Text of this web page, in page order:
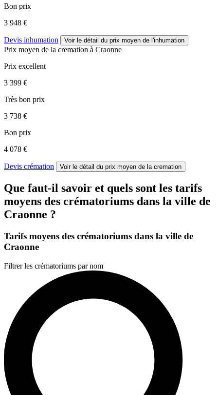
Bon prix
3 948 €
Devis inhumation Voir le détail du prix moyen de l'inhumation
Prix moyen de la cremation à Craonne
Prix excellent
3 399 €
Très bon prix
3 738 €
Bon prix
4 078 €
Devis crémation Voir le détail du prix moyen de la cremation
Que faut-il savoir et quels sont les tarifs
moyens des crématoriums dans la ville de
Craonne ?
Tarifs moyens des crématoriums dans la ville de
Craonne
Filtrer les crématoriums par nom